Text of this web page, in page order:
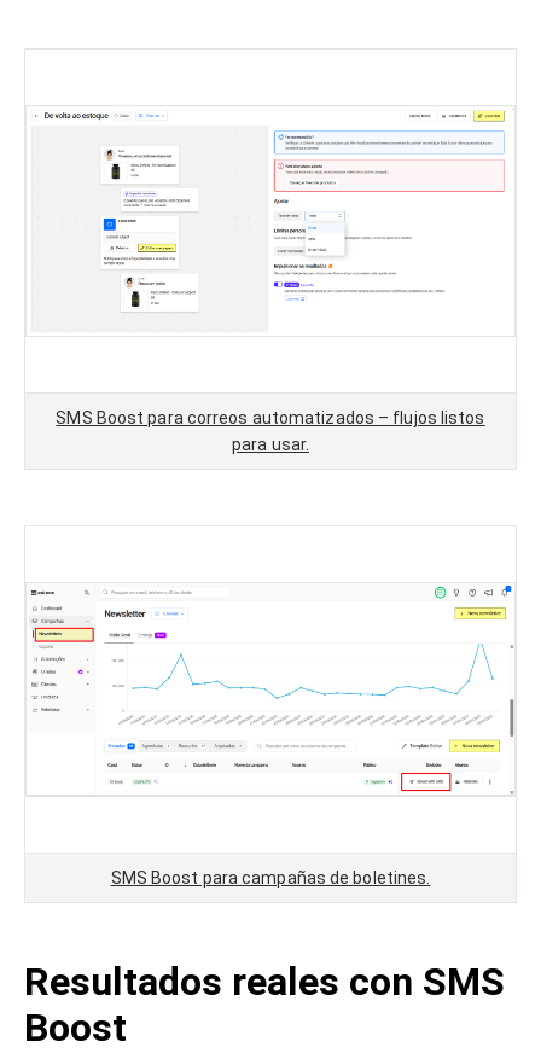
SMS Boost para correos automatizados – flujos listos
para usar.
SMS Boost para campañas de boletines.
Resultados reales con SMS
Boost